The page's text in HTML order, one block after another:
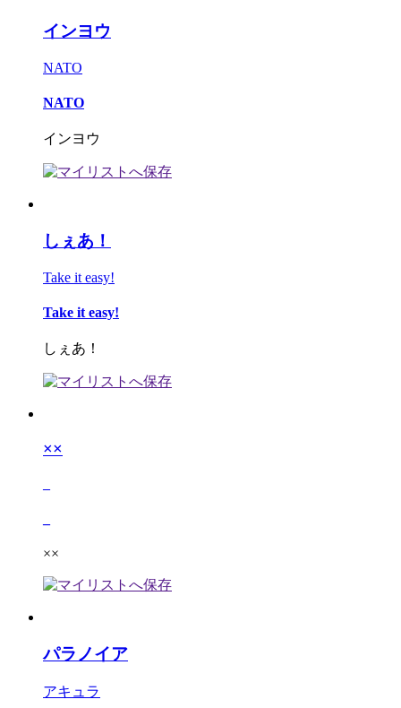
インヨウ
NATO
NATO
インヨウ
しぇあ！
Take it easy!
Take it easy!
しぇあ！
××
××
パラノイア
アキュラ